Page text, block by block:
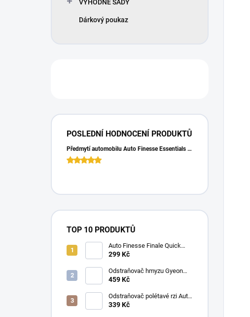
VÝHODNÉ SADY
Dárkový poukaz
POSLEDNÍ HODNOCENÍ PRODUKTŮ
Předmytí automobilu Auto Finesse Essentials Pre-Wash (500 ml)
TOP 10 PRODUKTŮ
Auto Finesse Finale Quick
Detailer (500 ml)
299 Kč
Odstraňovač hmyzu Gyeon
Q2M Bug&Grime (1 L)
459 Kč
Odstraňovač polétavé rzi Auto
Finesse Iron Out
339 Kč